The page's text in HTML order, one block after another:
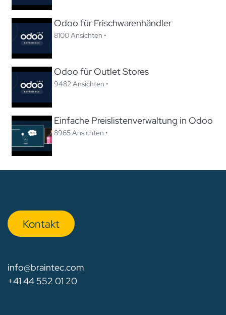
Odoo für Frischwarenhändler
8100 Ansichten •
Odoo für Outlet Stores
9482 Ansichten •
Einfache Preislistenverwaltung in Odoo
8965 Ansichten •
Kon​​​​​​ta​​kt
info@braintec.com
+41 44 552 01 20